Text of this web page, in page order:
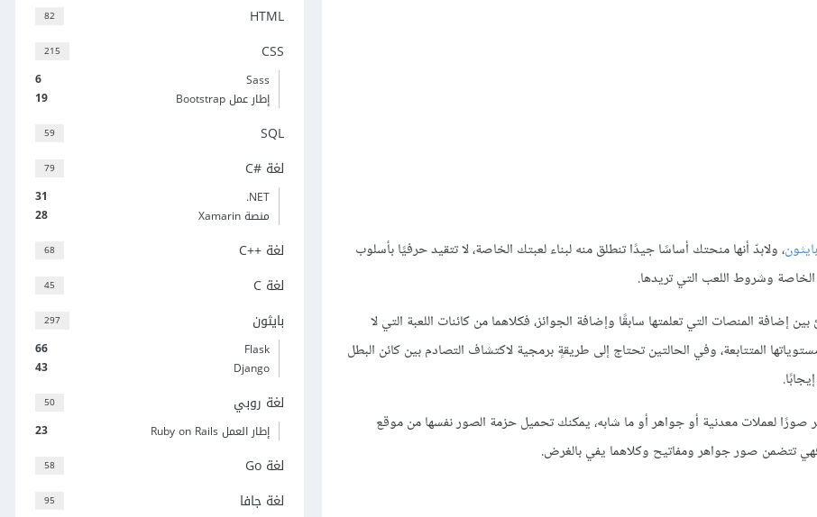
بايثون، ولابدّ أنها منحتك أساسًا جيدًا تنطلق منه لبناء لعبتك الخاصة، لا تتقيد حرفيًا بأسلوب
وشروط اللعب التي تريدها.
إضافة المنصات التي تعلمتها سابقًا وإضافة الجوائز، فكلاهما من كائنات اللعبة التي لا
المتتابعة، وفي الحالتين تحتاج إلى طريقةٍ برمجية لاكتشاف التصادم بين كائن البطل
صورًا لعملات معدنية أو جواهر أو ما شابه، يمكنك تحميل حزمة الصور نفسها من موقع
فهي تتضمن صور جواهر ومفاتيح وكلاهما يفي بالغرض.
82 HTML
215 CSS
6
Sass
19
إطار عمل Bootstrap
59 SQL
79 لغة C#‎
31
‎.NET
28
منصة Xamarin
68 لغة C++‎
45 لغة C
297 بايثون
66
Flask
43
Django
50 لغة روبي
23 إطار العمل Ruby on Rails
58 لغة Go
95 لغة جافا